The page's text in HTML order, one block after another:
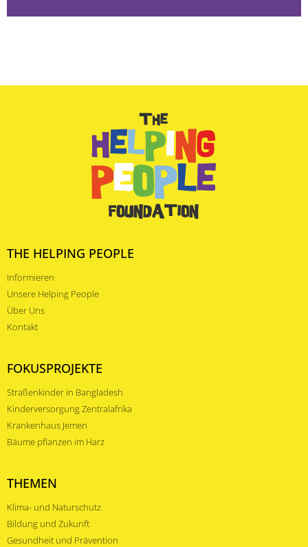
THE HELPING PEOPLE
Informieren
Unsere Helping People
Über Uns
Kontakt
FOKUSPROJEKTE
Straßenkinder in Bangladesh
Kinderversorgung Zentralafrika
Krankenhaus Jemen
Bäume pflanzen im Harz
THEMEN
Klima- und Naturschutz
Bildung und Zukunft
Gesundheit und Prävention